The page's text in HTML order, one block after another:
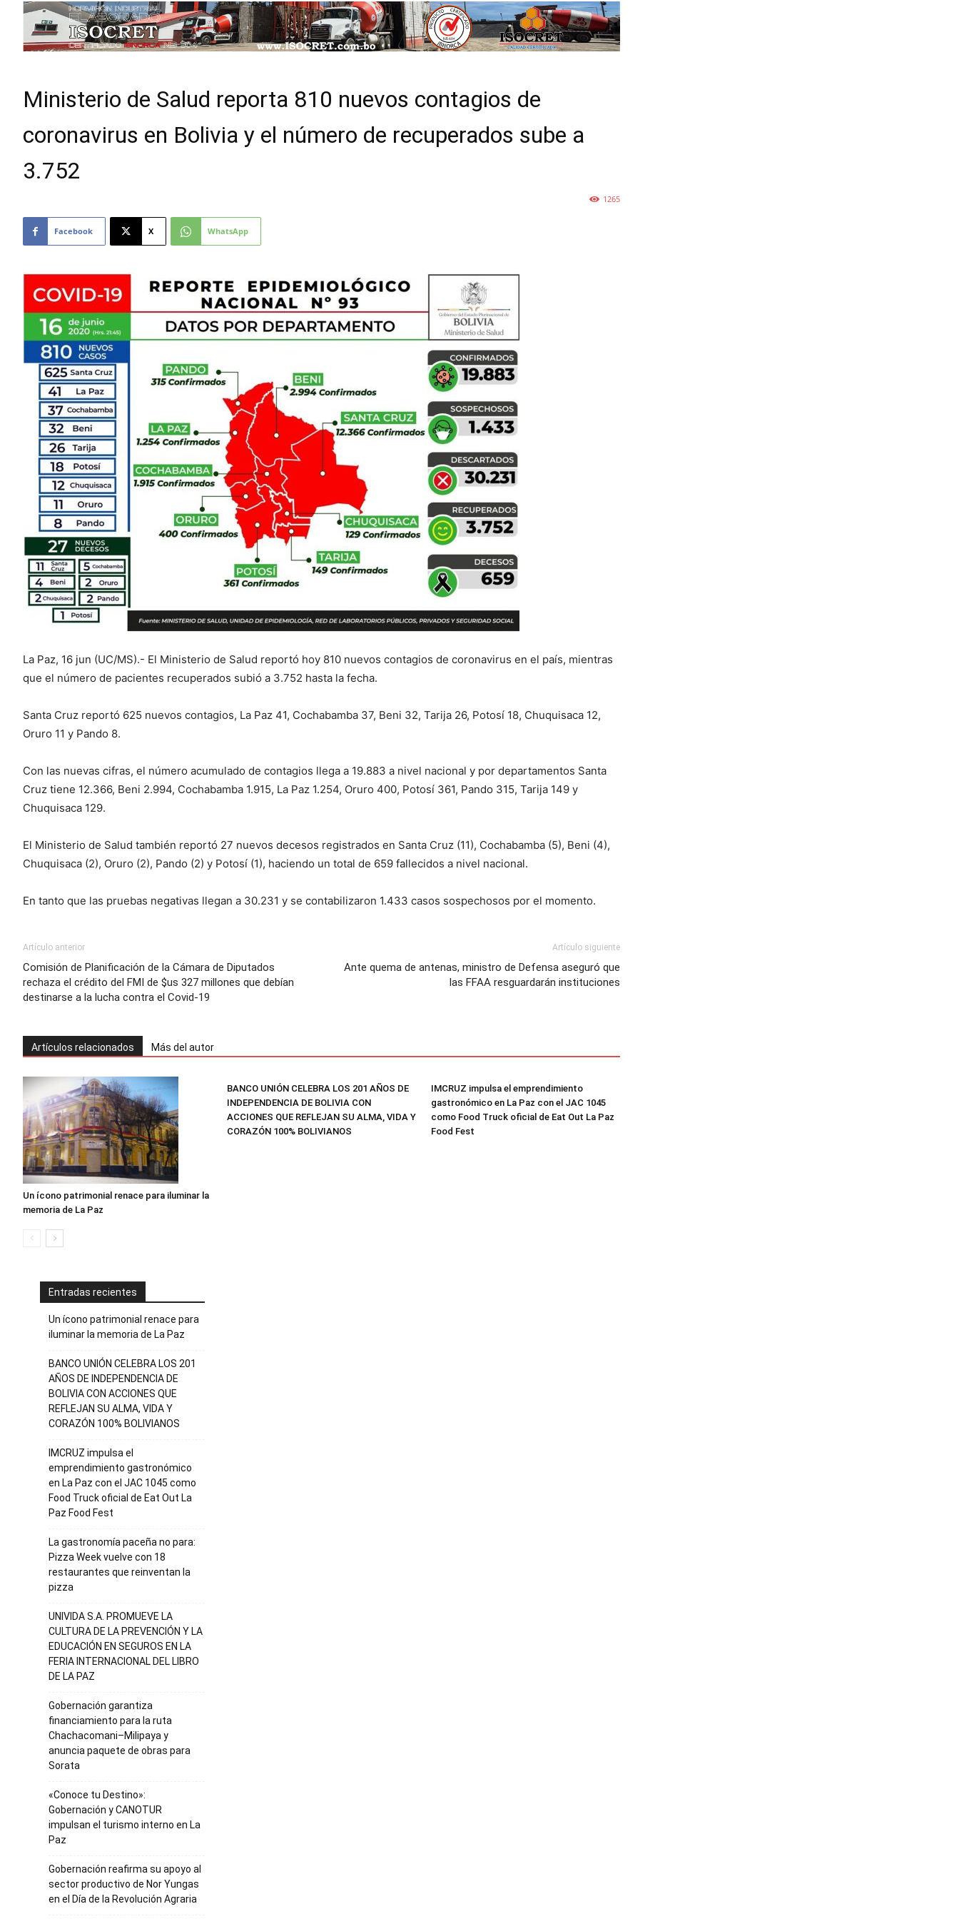
Ministerio de Salud reporta 810 nuevos contagios de
coronavirus en Bolivia y el número de recuperados sube a
3.752
1265
Facebook X WhatsApp
La Paz, 16 jun (UC/MS).- El Ministerio de Salud reportó hoy 810 nuevos contagios de coronavirus en el país, mientras
que el número de pacientes recuperados subió a 3.752 hasta la fecha.
Santa Cruz reportó 625 nuevos contagios, La Paz 41, Cochabamba 37, Beni 32, Tarija 26, Potosí 18, Chuquisaca 12,
Oruro 11 y Pando 8.
Con las nuevas cifras, el número acumulado de contagios llega a 19.883 a nivel nacional y por departamentos Santa
Cruz tiene 12.366, Beni 2.994, Cochabamba 1.915, La Paz 1.254, Oruro 400, Potosí 361, Pando 315, Tarija 149 y
Chuquisaca 129.
El Ministerio de Salud también reportó 27 nuevos decesos registrados en Santa Cruz (11), Cochabamba (5), Beni (4),
Chuquisaca (2), Oruro (2), Pando (2) y Potosí (1), haciendo un total de 659 fallecidos a nivel nacional.
En tanto que las pruebas negativas llegan a 30.231 y se contabilizaron 1.433 casos sospechosos por el momento.
Artículo anterior
Comisión de Planificación de la Cámara de Diputados
rechaza el crédito del FMI de $us 327 millones que debían
destinarse a la lucha contra el Covid-19
Artículo siguiente
Ante quema de antenas, ministro de Defensa aseguró que
las FFAA resguardarán instituciones
Artículos relacionados Más del autor
Un ícono patrimonial renace para iluminar la
memoria de La Paz
BANCO UNIÓN CELEBRA LOS 201 AÑOS DE
INDEPENDENCIA DE BOLIVIA CON
ACCIONES QUE REFLEJAN SU ALMA, VIDA Y
CORAZÓN 100% BOLIVIANOS
IMCRUZ impulsa el emprendimiento
gastronómico en La Paz con el JAC 1045
como Food Truck oficial de Eat Out La Paz
Food Fest
Entradas recientes
Un ícono patrimonial renace para
iluminar la memoria de La Paz
BANCO UNIÓN CELEBRA LOS 201
AÑOS DE INDEPENDENCIA DE
BOLIVIA CON ACCIONES QUE
REFLEJAN SU ALMA, VIDA Y
CORAZÓN 100% BOLIVIANOS
IMCRUZ impulsa el
emprendimiento gastronómico
en La Paz con el JAC 1045 como
Food Truck oficial de Eat Out La
Paz Food Fest
La gastronomía paceña no para:
Pizza Week vuelve con 18
restaurantes que reinventan la
pizza
UNIVIDA S.A. PROMUEVE LA
CULTURA DE LA PREVENCIÓN Y LA
EDUCACIÓN EN SEGUROS EN LA
FERIA INTERNACIONAL DEL LIBRO
DE LA PAZ
Gobernación garantiza
financiamiento para la ruta
Chachacomani–Milipaya y
anuncia paquete de obras para
Sorata
«Conoce tu Destino»:
Gobernación y CANOTUR
impulsan el turismo interno en La
Paz
Gobernación reafirma su apoyo al
sector productivo de Nor Yungas
en el Día de la Revolución Agraria